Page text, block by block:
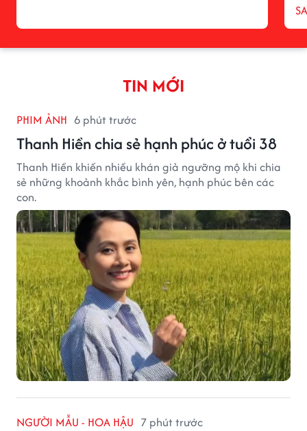
TIN MỚI
PHIM ẢNH 6 phút trước
Thanh Hiền chia sẻ hạnh phúc ở tuổi 38
Thanh Hiền khiến nhiều khán giả ngưỡng mộ khi chia
sẻ những khoảnh khắc bình yên, hạnh phúc bên các
con.
NGƯỜI MẪU - HOA HẬU 7 phút trước